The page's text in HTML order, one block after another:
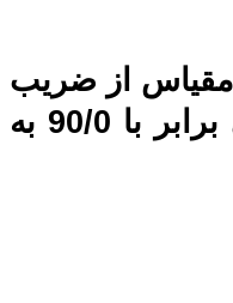
این مقیاس از ضریب
آلفای کرونباخ استفاده کرده و مقدار آن 64/0 می باشد. همچنین میزان پایایی این آزمون در بازآزمایی برابر با 90/0 به